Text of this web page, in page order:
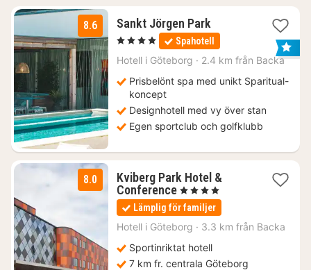
8.6 Sankt Jörgen Park1
natt
från
1700
, 4 Stjärnor Spahotell
Hotell i Göteborg · 2.4 km från Backa
Prisbelönt spa med unikt Sparitual-
koncept
Designhotell med vy över stan
Egen sportclub och golfklubb
8.0
Kviberg Park Hotel &
Conference1
natt
från
889
, 4 Stjärnor
Lämplig för familjer
Hotell i Göteborg · 3.3 km från Backa
Sportinriktat hotell
7 km fr. centrala Göteborg